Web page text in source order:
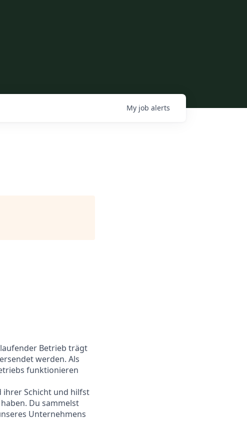
My job alerts
Betrieb trägt
werden. Als
funktionieren
ihrer Schicht und hilfst
Du sammelst
Unternehmens